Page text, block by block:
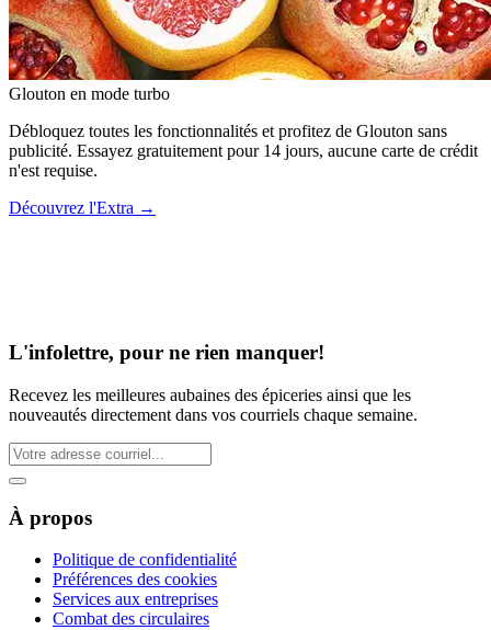
Glouton en mode turbo
Débloquez toutes les fonctionnalités et profitez de Glouton sans
publicité. Essayez gratuitement pour 14 jours, aucune carte de crédit
n'est requise.
Découvrez l'Extra →
L'infolettre, pour ne rien manquer!
Recevez les meilleures aubaines des épiceries ainsi que les
nouveautés directement dans vos courriels chaque semaine.
À propos
Politique de confidentialité
Préférences des cookies
Services aux entreprises
Combat des circulaires